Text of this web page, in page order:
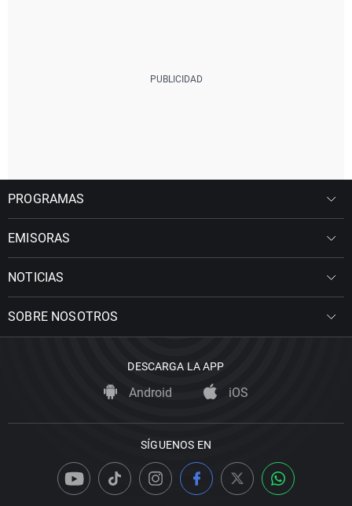
PROGRAMAS
EMISORAS
NOTICIAS
SOBRE NOSOTROS
DESCARGA LA APP
Android iOS
SÍGUENOS EN